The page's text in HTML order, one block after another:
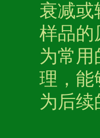
衰减或
样品的
为常
理，能
为后